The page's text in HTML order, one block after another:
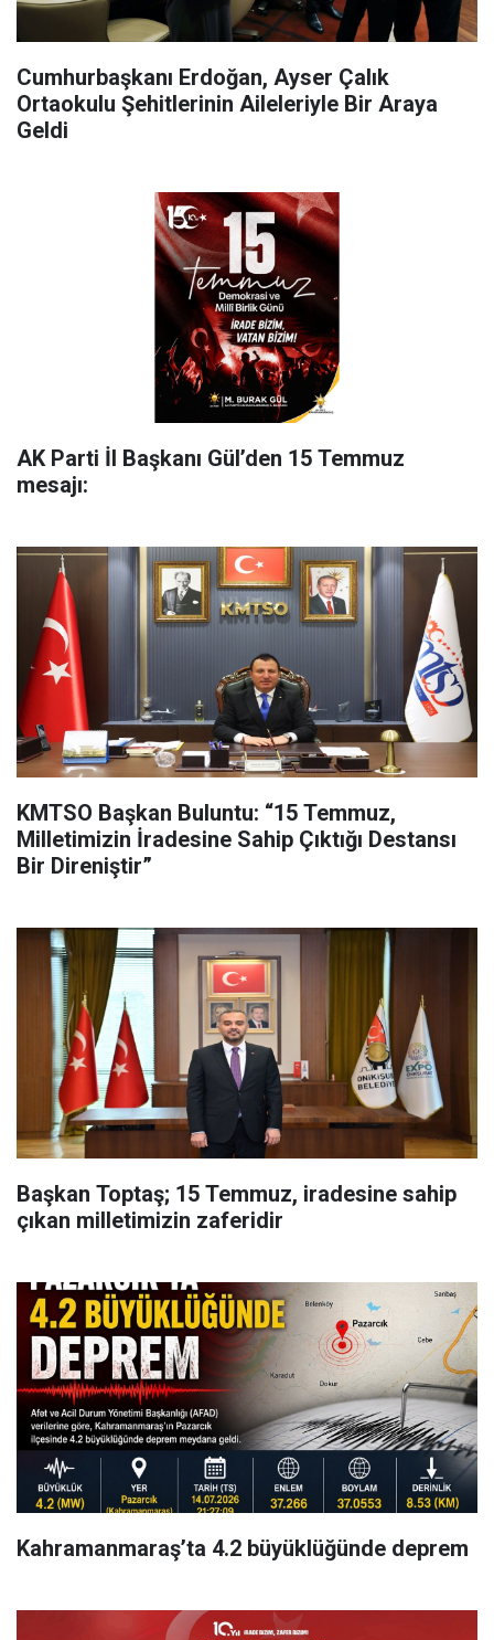
Cumhurbaşkanı Erdoğan, Ayser Çalık
Ortaokulu Şehitlerinin Aileleriyle Bir Araya
Geldi
AK Parti İl Başkanı Gül’den 15 Temmuz
mesajı:
KMTSO Başkan Buluntu: “15 Temmuz,
Milletimizin İradesine Sahip Çıktığı Destansı
Bir Direniştir”
Başkan Toptaş; 15 Temmuz, iradesine sahip
çıkan milletimizin zaferidir
Kahramanmaraş’ta 4.2 büyüklüğünde deprem